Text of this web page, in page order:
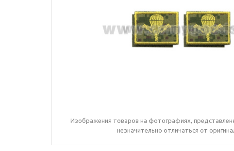
Изображения товаров на фотографиях,
незначительно отличаться от